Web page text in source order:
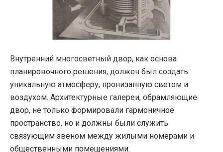
Внутренний многосветный двор, как основа
планировочного решения, должен был создать
уникальную атмосферу, пронизанную светом и
воздухом. Архитектурные галереи, обрамляющие
двор, не только формировали гармоничное
пространство, но и должны были служить
связующим звеном между жилыми номерами и
общественными помещениями.